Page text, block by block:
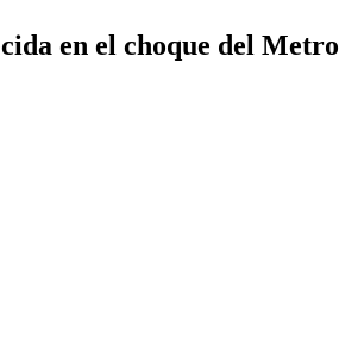
en el choque del Metro